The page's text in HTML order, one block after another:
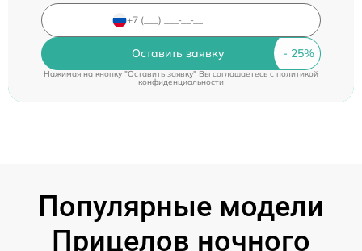
Оставить заявку
Нажимая на кнопку "Оставить заявку" Вы соглашаетесь cполитикой
конфиденциальности
Популярные модели
Прицелов ночного